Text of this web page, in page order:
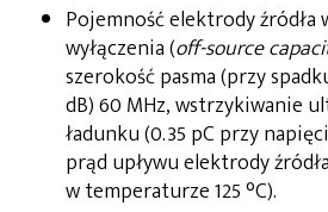
Pojemność elektrody źródła
wyłączenia (off-source
szerokość pasma (przy
dB) 60 MHz, wstrzykiwanie
ładunku (0.35 pC przy
prąd upływu elektrody
w temperaturze 125 °C).